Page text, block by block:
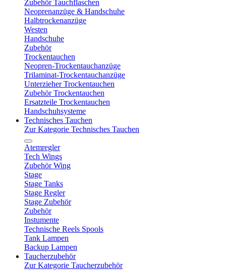
Zubehör Tauchflaschen
Neoprenanzüge & Handschuhe
Halbtrockenanzüge
Westen
Handschuhe
Zubehör
Trockentauchen
Neopren-Trockentauchanzüge
Trilaminat-Trockentauchanzüge
Unterzieher Trockentauchen
Zubehör Trockentauchen
Ersatzteile Trockentauchen
Handschuhsysteme
Technisches Tauchen
Zur Kategorie Technisches Tauchen
Atemregler
Tech Wings
Zubehör Wing
Stage
Stage Tanks
Stage Regler
Stage Zubehör
Zubehör
Instumente
Technische Reels Spools
Tank Lampen
Backup Lampen
Taucherzubehör
Zur Kategorie Taucherzubehör